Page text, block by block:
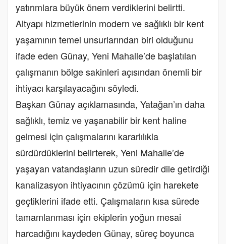
yatırımlara büyük önem verdiklerini belirtti.
Altyapı hizmetlerinin modern ve sağlıklı bir kent
yaşamının temel unsurlarından biri olduğunu
ifade eden Günay, Yeni Mahalle’de başlatılan
çalışmanın bölge sakinleri açısından önemli bir
ihtiyacı karşılayacağını söyledi.
Başkan Günay açıklamasında, Yatağan’ın daha
sağlıklı, temiz ve yaşanabilir bir kent haline
gelmesi için çalışmalarını kararlılıkla
sürdürdüklerini belirterek, Yeni Mahalle’de
yaşayan vatandaşların uzun süredir dile getirdiği
kanalizasyon ihtiyacının çözümü için harekete
geçtiklerini ifade etti. Çalışmaların kısa sürede
tamamlanması için ekiplerin yoğun mesai
harcadığını kaydeden Günay, süreç boyunca